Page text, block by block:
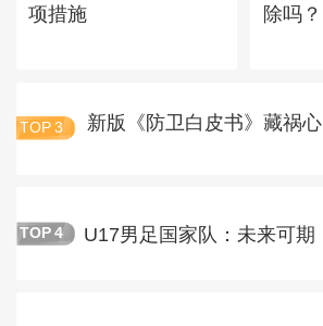
项措施
除吗？
TOP 3 新版《防卫白皮书》藏祸心
TOP 4 U17男足国家队：未来可期